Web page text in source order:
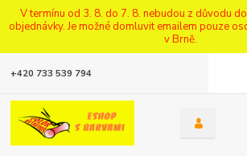
V termínu od 3. 8. do 7. 8. nebudou z důvodu
objednávky. Je možné domluvit emailem pouze
v Brně.
+420 733 539 794